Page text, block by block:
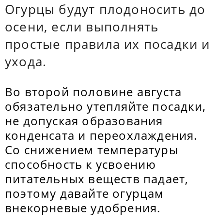
Огурцы будут плодоносить до
осени, если выполнять
простые правила их посадки и
ухода.
Во второй половине августа
обязательно утепляйте посадки,
не допуская образования
конденсата и переохлаждения.
Со снижением температуры
способность к усвоению
питательных веществ падает,
поэтому давайте огурцам
внекорневые удобрения.